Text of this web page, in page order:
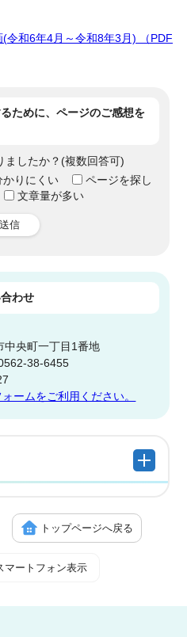
(令和6年4月～令和8年3月) （PDF
ために、ページのご感想を
ましたか？(複数回答可)
かりにくい
ページを探し
文章量が多い
送信
わせ
央町一丁目1番地
38-6455
ームをご利用ください。
トップページへ戻る
マートフォン表示